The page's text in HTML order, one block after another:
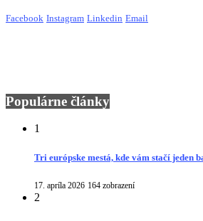
Facebook Instagram Linkedin Email
Populárne články
1
Tri európske mestá, kde vám stačí jeden
17. apríla 2026 164 zobrazení
2